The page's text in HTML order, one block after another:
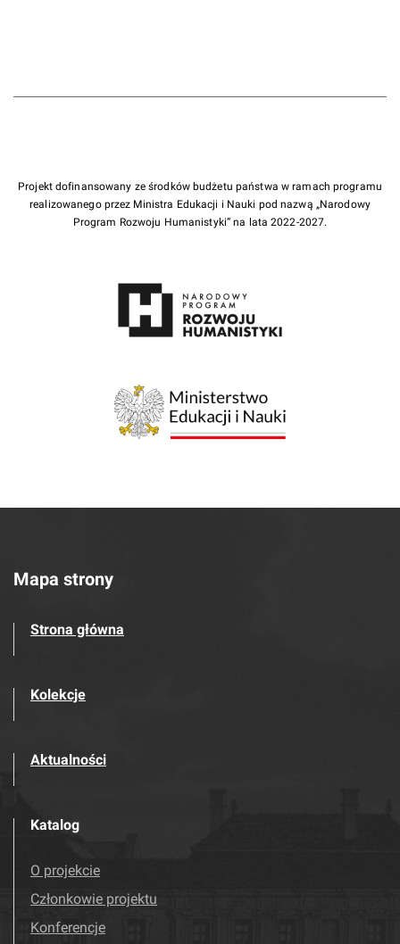
Projekt dofinansowany ze środków budżetu państwa w ramach programu
realizowanego przez Ministra Edukacji i Nauki pod nazwą „Narodowy
Program Rozwoju Humanistyki” na lata 2022-2027.
Mapa strony
Strona główna
Kolekcje
Aktualności
Katalog
O projekcie
Członkowie projektu
Konferencje